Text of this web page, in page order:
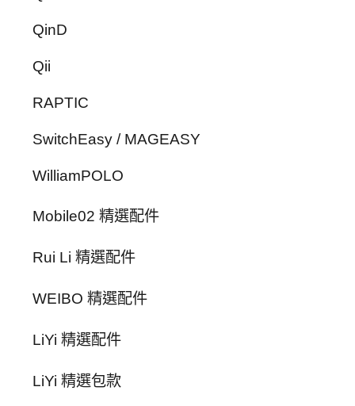
QinD
Qii
RAPTIC
SwitchEasy / MAGEASY
WilliamPOLO
Mobile02 精選配件
Rui Li 精選配件
WEIBO 精選配件
LiYi 精選配件
LiYi 精選包款